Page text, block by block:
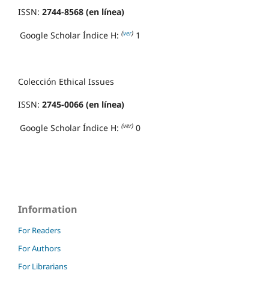
ISSN: 2744-8568 (en línea)
Google Scholar Índice H: (ver) 1
Colección Ethical Issues
ISSN: 2745-0066 (en línea)
Google Scholar Índice H: (ver) 0
Information
For Readers
For Authors
For Librarians